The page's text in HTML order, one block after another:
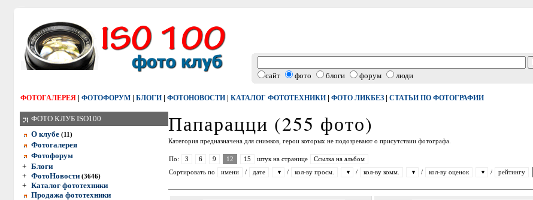
сайт фото блоги форум люди
ФОТОГАЛЕРЕЯ | ФОТОФОРУМ | БЛОГИ | ФОТОНОВОСТИ | КАТАЛОГ ФОТОТЕХНИКИ | ФОТО ЛИКБЕЗ | СТАТЬИ ПО ФОТОГРАФИИ
ФОТО КЛУБ ISO100
О клубе (11)
Фотогалерея
Фотофорум
+ Блоги
+ ФотоНовости (3646)
+ Каталог фототехники
Продажа фототехники
Папарацци (255 фото)
Категория предназначена для снимков, герои которых не подозревают о присутствии фотографа.
По: 3 6 9 12 15 штук на странице
Ссылка на альбом
Сортировать по
имени / дате / кол-ву просм. / кол-ву комм. / кол-ву оценок / рейтингу